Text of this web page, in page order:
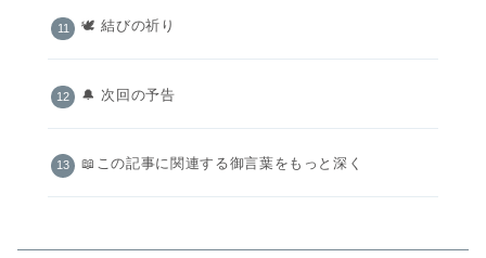
🕊️ 結びの祈り
🔔 次回の予告
📖この記事に関連する御言葉をもっと深く